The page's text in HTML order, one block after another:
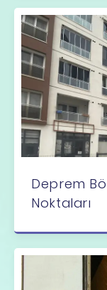
Deprem
Noktaları